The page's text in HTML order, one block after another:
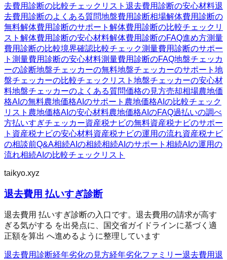
去費用診断の比較チェックリスト 退去費用診断の安心材料退
去費用診断のよくある質問地盤費用診断相場解体費用診断の
無料解体費用診断のサポート 解体費用診断の比較チェックリ
スト 解体費用診断の安心材料解体費用診断のFAQ進め方測量
費用診断の比較境界確認比較チェック測量費用診断のサポー
ト 測量費用診断の安心材料測量費用診断のFAQ地盤チェッカ
ーの診断地盤チェッカーの無料地盤チェッカーのサポート 地
盤チェッカーの比較チェックリスト 地盤チェッカーの安心材
料地盤チェッカーのよくある質問価格の見方売却相場農地価
格AIの無料農地価格AIのサポート 農地価格AIの比較チェック
リスト 農地価格AIの安心材料農地価格AIのFAQ過払いの調べ
方払いすぎチェッカー資産税ナビの無料資産税ナビのサポー
ト 資産税ナビの安心材料資産税ナビの運用の流れ資産税ナビ
の相談前Q&A相続AIの相続相続AIのサポート 相続AIの運用の
流れ相続AIの比較チェックリスト
taikyo.xyz
退去費用 払いすぎ診断
退去費用 払いすぎ診断の入口です。退去費用の請求が高す
ぎる気がする を出発点に、国交省ガイドラインに基づく適
正額を算出 へ進めるように整理しています
退去費用診断経年劣化の見方経年劣化ファミリー退去費用退